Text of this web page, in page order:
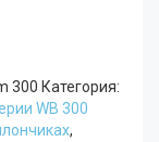
300 Категория:
WB 300
,